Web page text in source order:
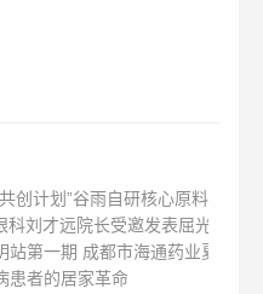
创计划”谷雨自研核心原料矩阵
科刘才远院长受邀发表屈光手术
第一期 成都市海通药业夏日蚊
患者的居家革命